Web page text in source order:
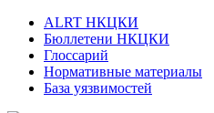
ALRT НКЦКИ
Бюллетени НКЦКИ
Глоссарий
Нормативные материалы
База уязвимостей